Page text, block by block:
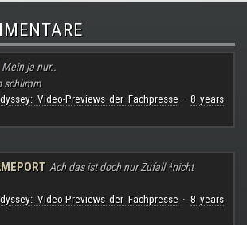
Mein ja nur..
schlimm
Video-Previews der Fachpresse· 8 years
Ach das ist doch nur Zufall *nicht
Video-Previews der Fachpresse· 8 years